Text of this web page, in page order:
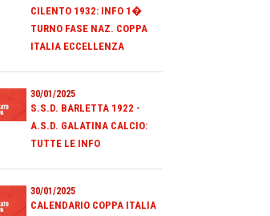
CILENTO 1932: INFO 1�
TURNO FASE NAZ. COPPA
ITALIA ECCELLENZA
30/01/2025
S.S.D. BARLETTA 1922 -
A.S.D. GALATINA CALCIO:
TUTTE LE INFO
30/01/2025
CALENDARIO COPPA ITALIA